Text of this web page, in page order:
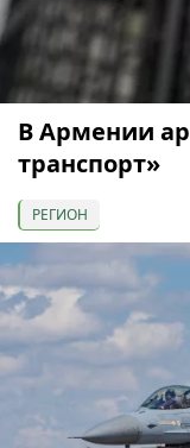
В Армении
транспорт»
РЕГИОН